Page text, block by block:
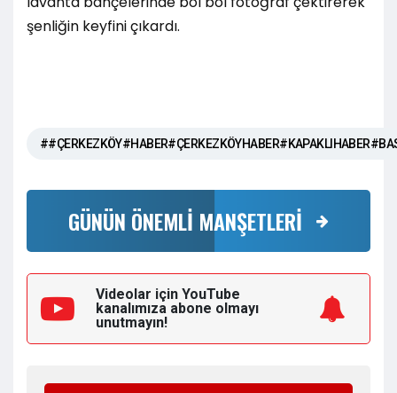
şenliğin keyfini çıkardı.
GÜNÜN ÖNEMLİ MANŞETLERİ
Videolar için YouTube
kanalımıza abone olmayı
unutmayın!